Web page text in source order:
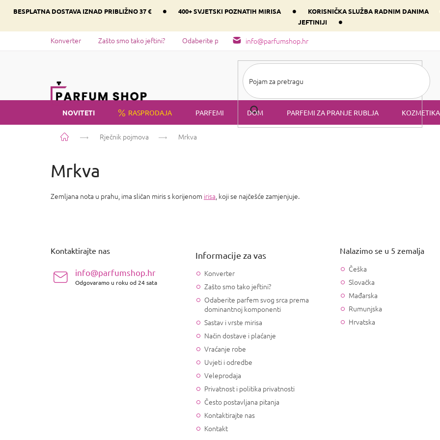
BESPLATNA DOSTAVA IZNAD PRIBLIŽNO 37 € • 400+ SVJETSKI POZNATIH MIRISA • KORISNIČKA SLUŽBA RADNIM DANIMA
JEFTINIJI
•
info@parfumshop.hr
Konverter Zašto smo tako jeftini? Odaberite parfem svog srca prema dominantnoj komponenti
NOVITETI RASPRODAJA PARFEMI DOM PARFEMI ZA PRANJE RUBLJA KOZMETIKA
Početna Rječnik pojmova Mrkva
Mrkva
Zemljana nota u prahu, ima sličan miris s korijenom irisa, koji se najčešće zamjenjuje.
Kontaktirajte nas
info@parfumshop.hr
Odgovaramo u roku od 24 sata
Informacije za vas
Konverter
Zašto smo tako jeftini?
Odaberite parfem svog srca prema
dominantnoj komponenti
Sastav i vrste mirisa
Način dostave i plaćanje
Vraćanje robe
Uvjeti i odredbe
Veleprodaja
Privatnost i politika privatnosti
Često postavljana pitanja
Kontaktirajte nas
Kontakt
Nalazimo se u 5 zemalja
Češka
Slovačka
Mađarska
Rumunjska
Hrvatska